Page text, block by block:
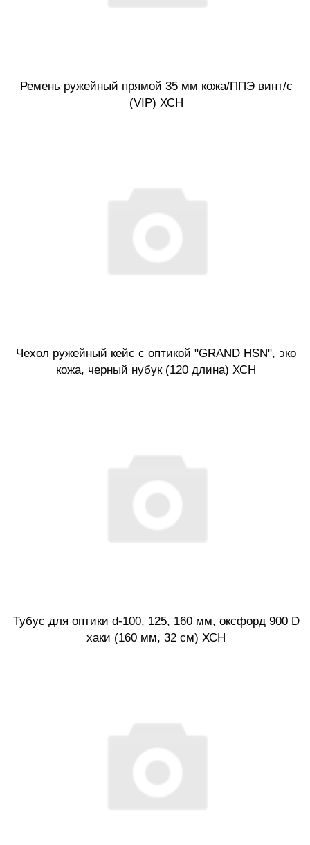
Ремень ружейный прямой 35 мм кожа/ППЭ винт/с
(VIP) ХСН
Чехол ружейный кейс с оптикой "GRAND HSN", эко
кожа, черный нубук (120 длина) ХСН
Тубус для оптики d-100, 125, 160 мм, оксфорд 900 D
хаки (160 мм, 32 см) ХСН